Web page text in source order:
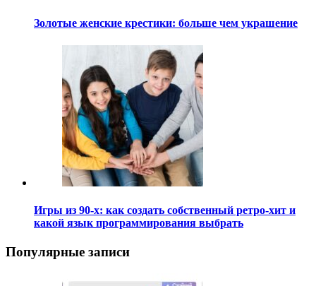
Золотые женские крестики: больше чем украшение
Игры из 90-х: как создать собственный ретро-хит и
какой язык программирования выбрать
Популярные записи